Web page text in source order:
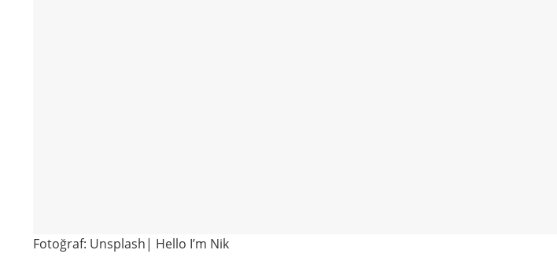
Fotoğraf: Unsplash| Hello I’m Nik